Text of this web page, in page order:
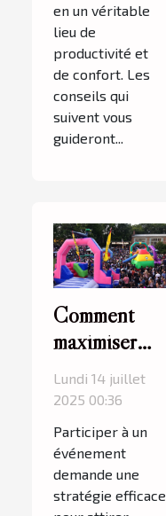
en un véritable
lieu de
productivité et
de confort. Les
conseils qui
suivent vous
guideront...
Comment
maximiser
votre
visibilité avec
des
structures
gonflables
lors
Lundi 14 juillet
2025 00:36
Participer à un
événement
demande une
stratégie efficace